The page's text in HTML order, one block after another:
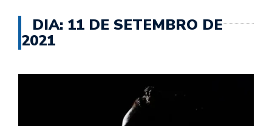
DIA: 11 DE SETEMBRO DE
2021